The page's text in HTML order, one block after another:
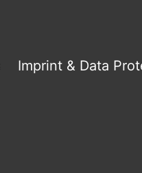
Imprint & Data